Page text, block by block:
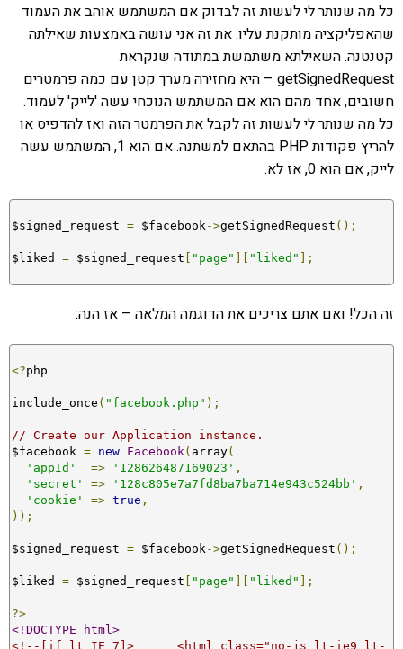
כל מה שנותר לי לעשות זה לבדוק אם המשתמש אוהב את העמוד
שהאפליקציה מותקנת עליו. את זה אני עושה באמצעות שאילתה
קטנטנה. השאילתא משתמשת במתודה שנקראת
getSignedRequest – היא מחזירה מערך קטן עם כמה פרמטרים
חשובים, אחד מהם הוא אם המשתמש הנוכחי עשה 'לייק' לעמוד.
כל מה שנותר לי לעשות זה לקבל את הפרמטר הזה ואז להדפיס או
להריץ פקודות PHP בהתאם למשתנה. אם הוא 1, המשתמש עשה
לייק, אם הוא 0, אז לא.
$signed_request = $facebook->getSignedRequest ();
$liked = $signed_request "page" "liked" ];
זה הכל! ואם אתם צריכים את הדוגמה המלאה – אז הנה:
<?php
include_once ( "facebook.php" );
// Create our Application instance.
$facebook = new Facebook( array(
'appId'
=> '128626487169023' ,
'secret'
=> '128c805e7a7fd8ba7ba714e943c524bb' ,
'cookie'
=> true ,
));
$signed_request = $facebook->getSignedRequest ();
$liked = $signed_request "page" "liked" ];
?>
<!DOCTYPE html>
<!--[if lt IE 7]>      <html class="no-js lt-ie9 lt-